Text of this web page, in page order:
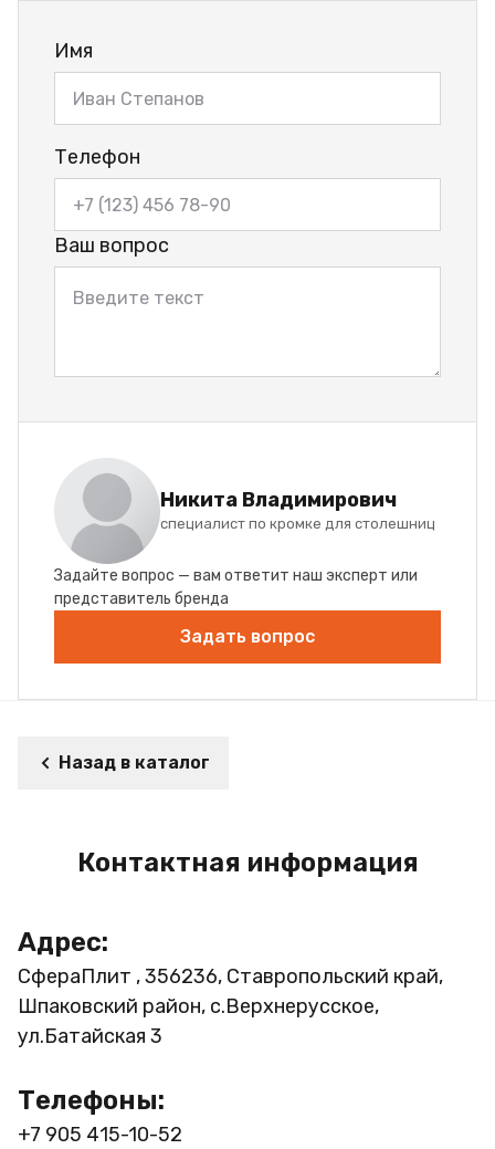
Имя
Телефон
Ваш вопрос
Никита Владимирович
специалист по кромке для столешниц
Задайте вопрос — вам ответит наш эксперт или
представитель бренда
Задать вопрос
Назад в каталог
Контактная информация
Адрес:
СфераПлит , 356236, Ставропольский край,
Шпаковский район, с.Верхнерусское,
ул.Батайская 3
Телефоны:
+7 905 415-10-52